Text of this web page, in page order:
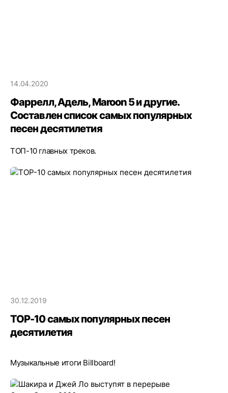
14.04.2020
Фаррелл, Адель, Maroon 5 и другие.
Составлен список самых популярных
песен десятилетия
ТОП-10 главных треков.
30.12.2019
TOP-10 самых популярных песен
десятилетия
Музыкальные итоги Billboard!